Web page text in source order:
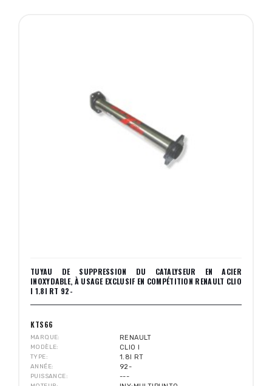
TUYAU DE SUPPRESSION DU CATALYSEUR EN ACIER
INOXYDABLE, À USAGE EXCLUSIF EN COMPÉTITION RENAULT CLIO
I 1.8I RT 92-
KTS66
MARQUE RENAULT
MODÈLE CLIO I
TYPE 1.8I RT
ANNÉE 92-
PUISSANCE ---